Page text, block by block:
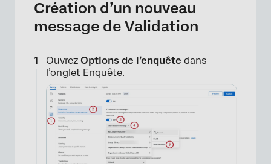
Création d’un nouveau
message de Validation
Ouvrez Options de l’enquête dans
l’onglet Enquête.